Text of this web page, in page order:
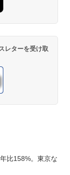
レターを受け取
比158%。東京な